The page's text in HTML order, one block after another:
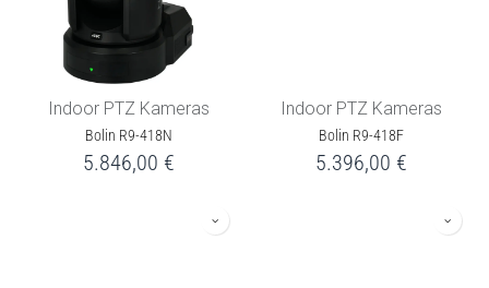
Indoor PTZ Kameras
Bolin R9-418N
5.846,00 €
Indoor PTZ Kameras
Bolin R9-418F
5.396,00 €